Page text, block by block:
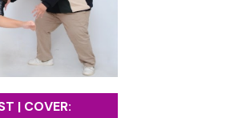
| COVER: